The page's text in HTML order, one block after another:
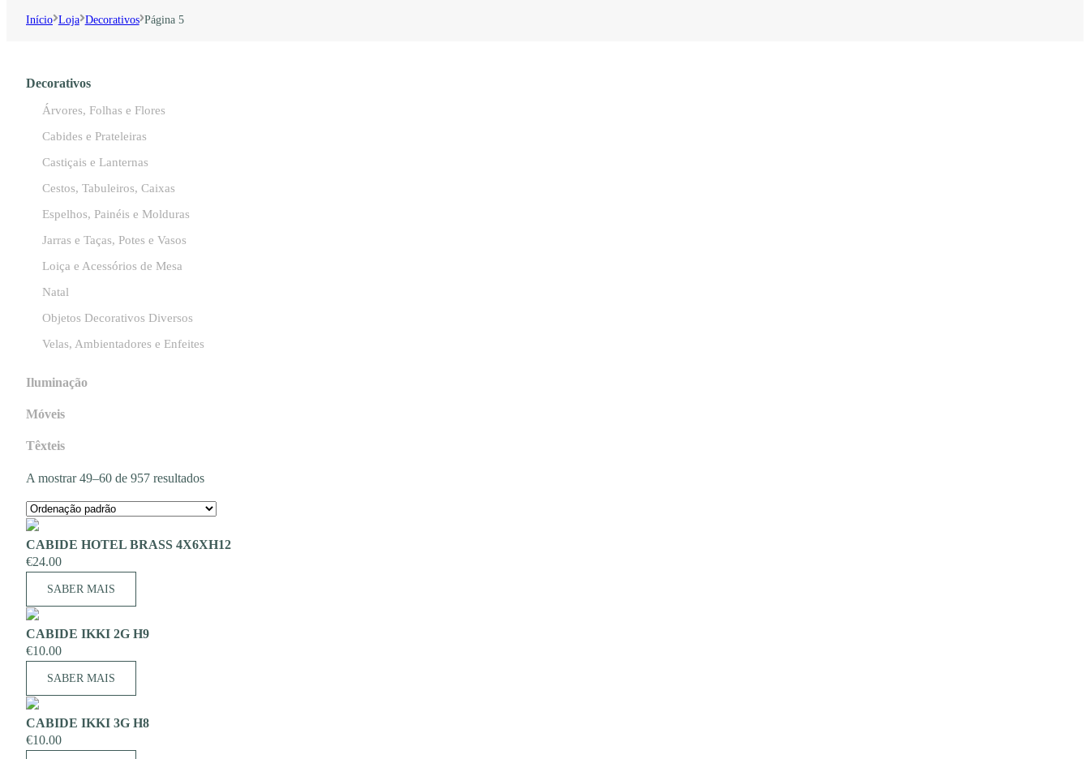
Início Loja Decorativos Página 5
Decorativos
Árvores, Folhas e Flores
Cabides e Prateleiras
Castiçais e Lanternas
Cestos, Tabuleiros, Caixas
Espelhos, Painéis e Molduras
Jarras e Taças, Potes e Vasos
Loiça e Acessórios de Mesa
Natal
Objetos Decorativos Diversos
Velas, Ambientadores e Enfeites
Iluminação
Móveis
Têxteis
A mostrar 49–60 de 957 resultados
CABIDE HOTEL BRASS 4X6XH12
€24.00
SABER MAIS
CABIDE IKKI 2G H9
€10.00
SABER MAIS
CABIDE IKKI 3G H8
€10.00